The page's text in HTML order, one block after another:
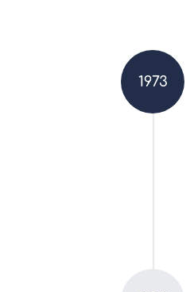
1973